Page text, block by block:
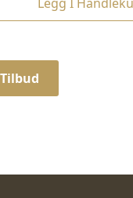
Legg I